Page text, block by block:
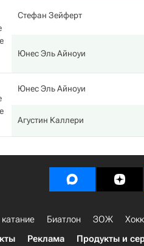
Стефан Зейферт
Юнес Эль Айноуи
Юнес Эль Айноуи
Агустин Каллери
Биатлон ЗОЖ
Реклама Продукты и